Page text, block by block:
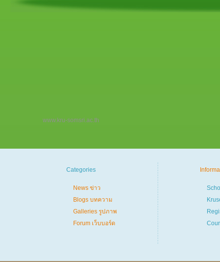
www.kru-somsri.ac.th
Categories
News ข่าว
Blogs บทความ
Galleries รูปภาพ
Forum เว็บบอร์ด